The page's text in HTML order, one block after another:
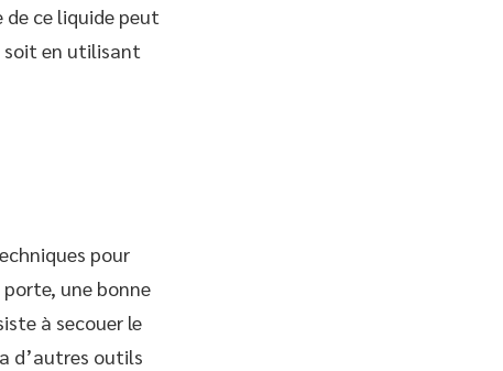
de ce liquide peut
soit en utilisant
pour
porte, une bonne
à secouer le
d’autres outils